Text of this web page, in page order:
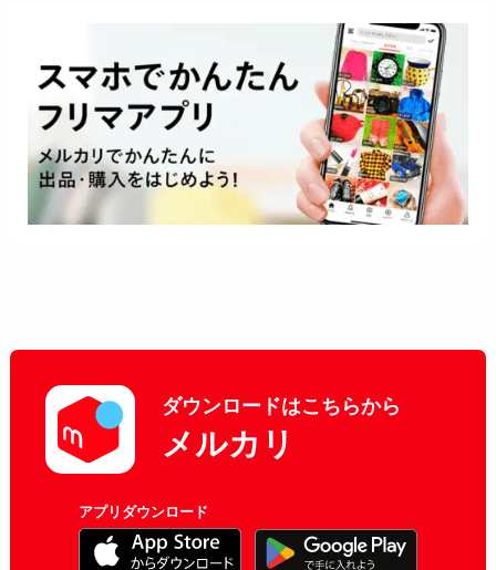
ダウンロードはこちらから
メルカリ
アプリダウンロード